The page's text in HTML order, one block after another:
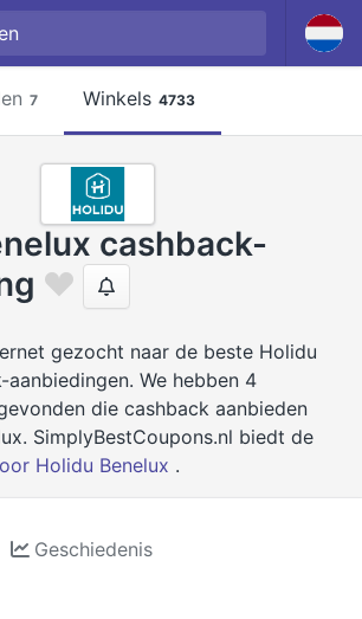
7 Winkels 4733
cashback-
gezocht naar de beste Holidu
aanbiedingen. We hebben 4
die cashback aanbieden
SimplyBestCoupons.nl biedt de
Holidu Benelux .
Geschiedenis